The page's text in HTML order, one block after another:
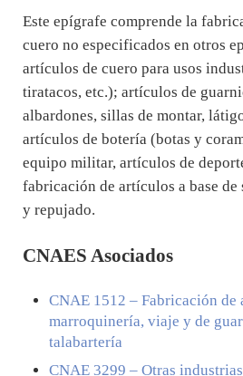
Este epígrafe comprende la
cuero no especificados en otros
artículos de cuero para usos
tiratacos, etc.); artículos de
albardones, sillas de montar,
artículos de botería (botas y
equipo militar, artículos de
fabricación de artículos a base de
y repujado.
CNAES Asociados
CNAE 1512 – Fabricación de
marroquinería, viaje y de
talabartería
CNAE3299 – Otras